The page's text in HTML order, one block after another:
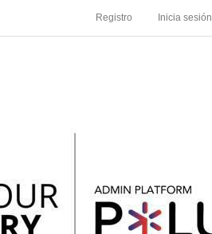
Registro Inicia sesión